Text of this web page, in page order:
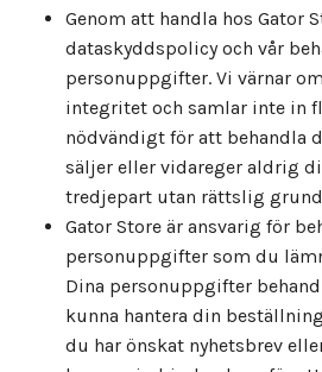
Genom att handla hos Gator
dataskyddspolicy och vår
personuppgifter. Vi värnar
integritet och samlar inte in
nödvändigt för att behandla
säljer eller vidareger aldrig
tredjepart utan rättslig
Gator Store är ansvarig för
personuppgifter som du
Dina personuppgifter
kunna hantera din
du har önskat nyhetsbrev